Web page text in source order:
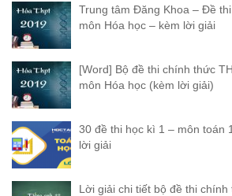
Trung tâm Đăng Khoa – Đề
môn Hóa học – kèm lời giải
[Word] Bộ đề thi chính thức
môn Hóa học (kèm lời giải)
30 đề thi học kì 1 – môn toán
lời giải
Lời giải chi tiết bộ đề thi chính